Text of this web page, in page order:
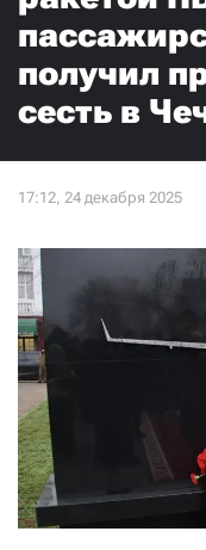
получил
сесть в